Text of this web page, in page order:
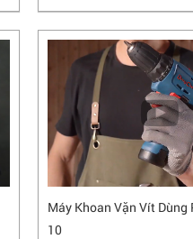
Máy Khoan Vặn Vít Dùng
10